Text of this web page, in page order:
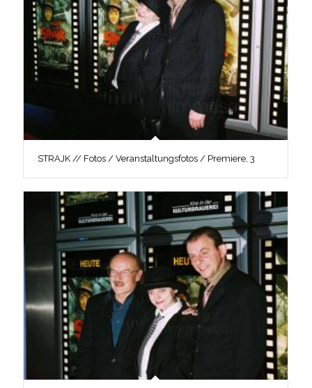
STRAJK // Fotos / Veranstaltungsfotos / Premiere, 3